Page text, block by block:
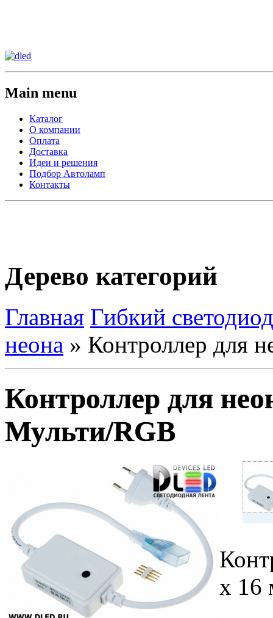
Main menu
Каталог
О компании
Оплата
Доставка
Идеи и решения
Подбор Автоламп
Контакты
Дерево категорий
Главная Гибкий
неона » Контроллер для
Контроллер для
Мульти/RGB
х 16